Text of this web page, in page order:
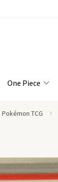
One Piece
Pokémon TCG